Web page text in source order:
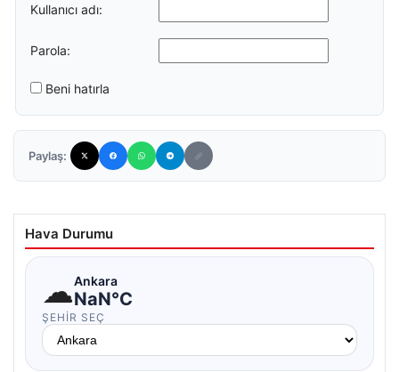
Kullanıcı adı:
Parola:
Beni hatırla
Paylaş:
Hava Durumu
☁Ankara
NaN°C
ŞEHIR SEÇ